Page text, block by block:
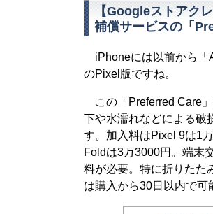
【Googleストアク
補償サービスの「
iPhoneには以前から「
のPixel版ですね。
この「Preferred Care
下や水濡れなどによる
す。加入料はPixel 9は1
Foldは3万3000円。端末
料が必要。特に折りたた
は購入から30日以内で可